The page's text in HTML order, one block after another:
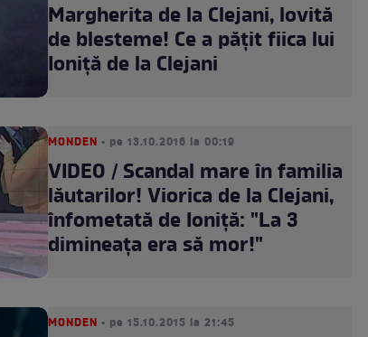
Margherita de la Clejani, lovită
de blesteme! Ce a păţit fiica lui
Ioniţă de la Clejani
MONDEN • pe 13.10.2016 la 00:19
VIDEO / Scandal mare în familia
lăutarilor! Viorica de la Clejani,
înfometată de Ioniţă: "La 3
dimineaţa era să mor!"
MONDEN • pe 15.10.2015 la 21:45